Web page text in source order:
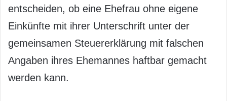
entscheiden, ob eine Ehefrau ohne eigene
Einkünfte mit ihrer Unterschrift unter der
gemeinsamen Steuererklärung mit falschen
Angaben ihres Ehemannes haftbar gemacht
werden kann.